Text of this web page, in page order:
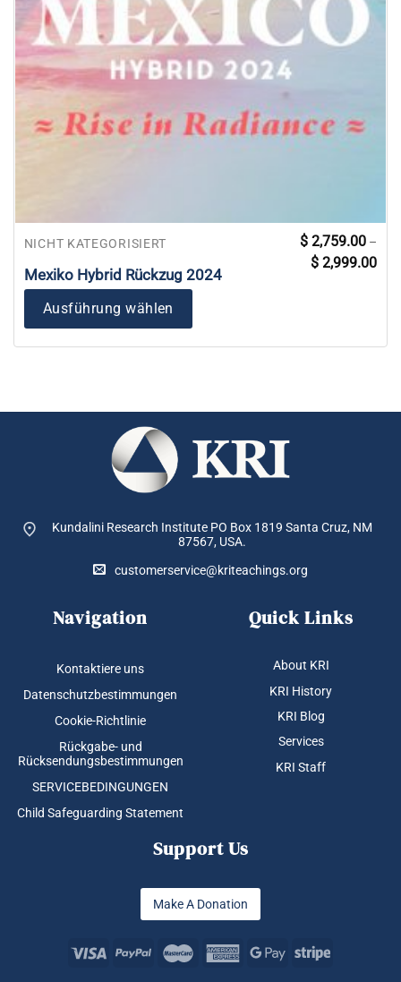
NICHT KATEGORISIERT
Mexiko Hybrid Rückzug 2024
$ 2,759.00 –
$ 2,999.00$
Ausführung wählen
Dieses
weist
mehrere
Varianten
auf.
Die
auf
Kundalini Research Institute PO Box 1819 Santa Cruz, NM
87567, USA.
customerservice@kriteachings.org
Navigation
Kontaktiere uns
Datenschutzbestimmungen
Cookie-Richtlinie
Rückgabe- und
Rücksendungsbestimmungen
SERVICEBEDINGUNGEN
Child Safeguarding Statement
Quick Links
About KRI
KRI History
KRI Blog
Services
KRI Staff
Support Us
Make A Donation